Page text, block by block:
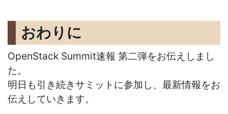
おわりに
OpenStack Summit速報 第二弾をお伝えしまし
た。
明日も引き続きサミットに参加し、最新情報をお
伝えしていきます。